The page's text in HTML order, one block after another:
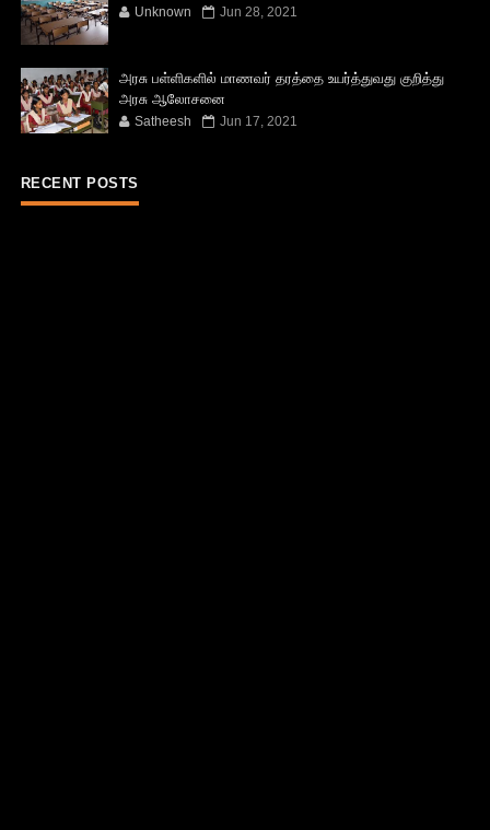
Unknown Jun 28, 2021
அரசு பள்ளிகளில் மாணவர் தரத்தை உயர்த்துவது குறித்து
அரசு ஆலோசனை
Satheesh Jun 17, 2021
RECENT POSTS